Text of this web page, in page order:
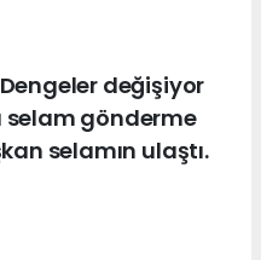
değişiyor
selam gönderme
selamın ulaştı.